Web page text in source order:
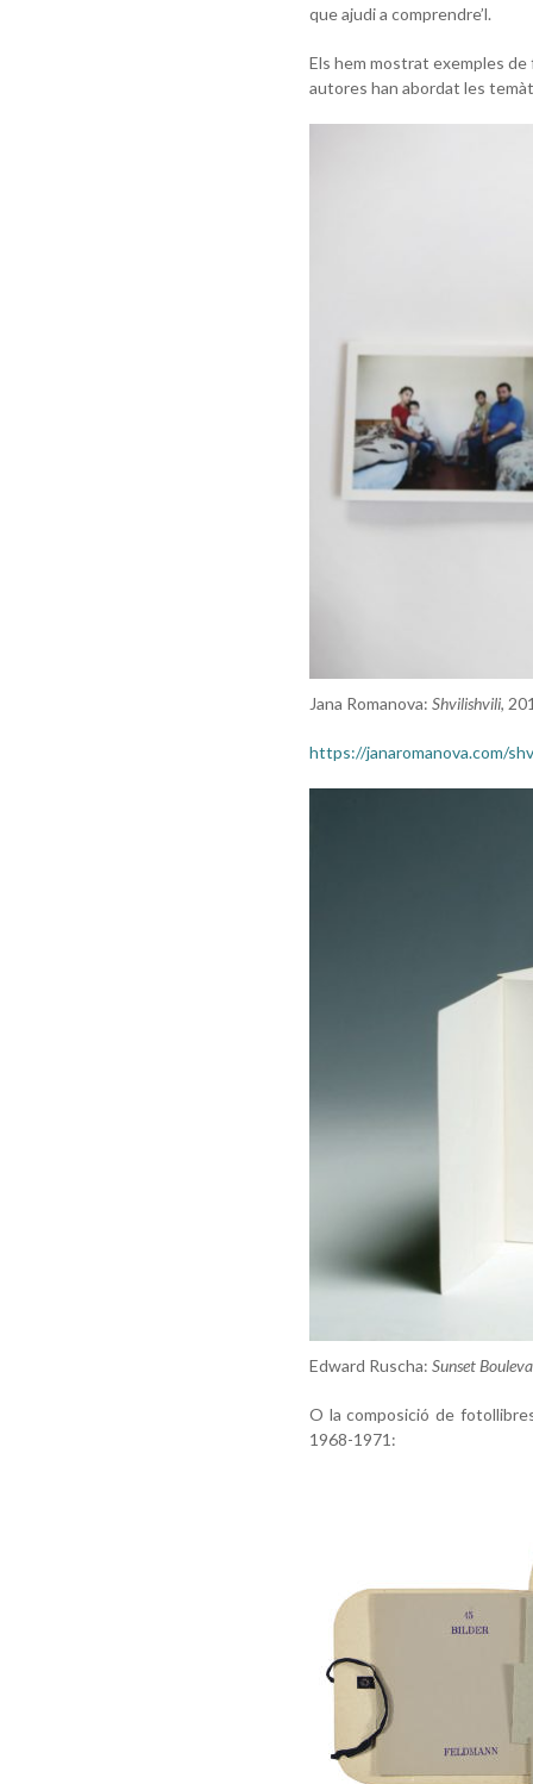
que ajudi a comprendre’l.
Els hem mostrat exemples
autores han abordat les
Jana Romanova: Shvilishvili,
https://janaromanova.com/
Edward Ruscha: Sunset
O la composició de
1968-1971: